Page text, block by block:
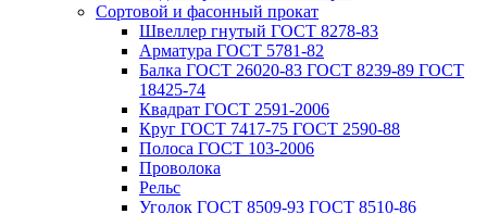
Сортовой и фасонный прокат
Швеллер гнутый ГОСТ 8278-83
Арматура ГОСТ 5781-82
Балка ГОСТ 26020-83 ГОСТ 8239-89 ГОСТ
18425-74
Квадрат ГОСТ 2591-2006
Круг ГОСТ 7417-75 ГОСТ 2590-88
Полоса ГОСТ 103-2006
Проволока
Рельс
Уголок ГОСТ 8509-93 ГОСТ 8510-86